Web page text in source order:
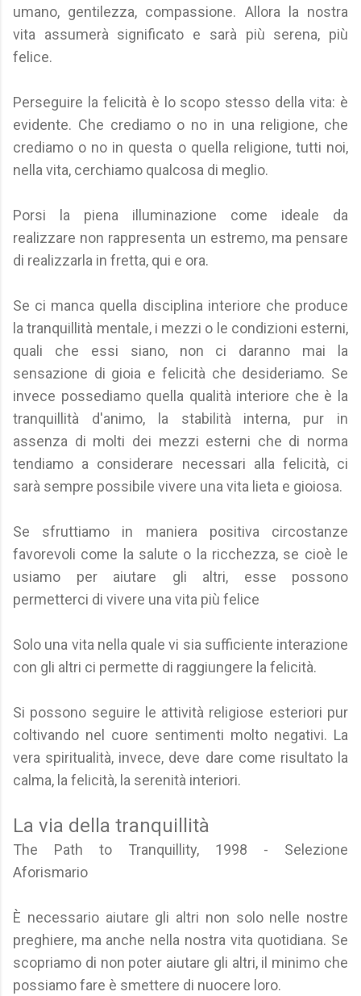
umano, gentilezza, compassione. Allora la nostra
vita assumerà significato e sarà più serena, più
felice.
Perseguire la felicità è lo scopo stesso della vita: è
evidente. Che crediamo o no in una religione, che
crediamo o no in questa o quella religione, tutti noi,
nella vita, cerchiamo qualcosa di meglio.
Porsi la piena illuminazione come ideale da
realizzare non rappresenta un estremo, ma pensare
di realizzarla in fretta, qui e ora.
Se ci manca quella disciplina interiore che produce
la tranquillità mentale, i mezzi o le condizioni esterni,
quali che essi siano, non ci daranno mai la
sensazione di gioia e felicità che desideriamo. Se
invece possediamo quella qualità interiore che è la
tranquillità d'animo, la stabilità interna, pur in
assenza di molti dei mezzi esterni che di norma
tendiamo a considerare necessari alla felicità, ci
sarà sempre possibile vivere una vita lieta e gioiosa.
Se sfruttiamo in maniera positiva circostanze
favorevoli come la salute o la ricchezza, se cioè le
usiamo per aiutare gli altri, esse possono
permetterci di vivere una vita più felice
Solo una vita nella quale vi sia sufficiente interazione
con gli altri ci permette di raggiungere la felicità.
Si possono seguire le attività religiose esteriori pur
coltivando nel cuore sentimenti molto negativi. La
vera spiritualità, invece, deve dare come risultato la
calma, la felicità, la serenità interiori.
La via della tranquillità
The Path to Tranquillity, 1998 - Selezione
Aforismario
È necessario aiutare gli altri non solo nelle nostre
preghiere, ma anche nella nostra vita quotidiana. Se
scopriamo di non poter aiutare gli altri, il minimo che
possiamo fare è smettere di nuocere loro.